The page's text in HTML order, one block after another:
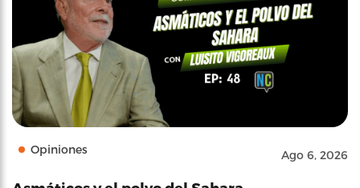
Opiniones Ago 6, 2026